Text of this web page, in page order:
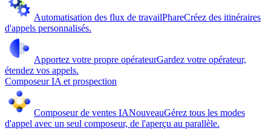
Automatisation des flux de travailPhareCréez des itinéraires
d'appels personnalisés.
Apportez votre propre opérateurGardez votre opérateur,
étendez vos appels.
Composeur IA et prospection
Composeur de ventes IANouveauGérez tous les modes
d'appel avec un seul composeur, de l'aperçu au parallèle.